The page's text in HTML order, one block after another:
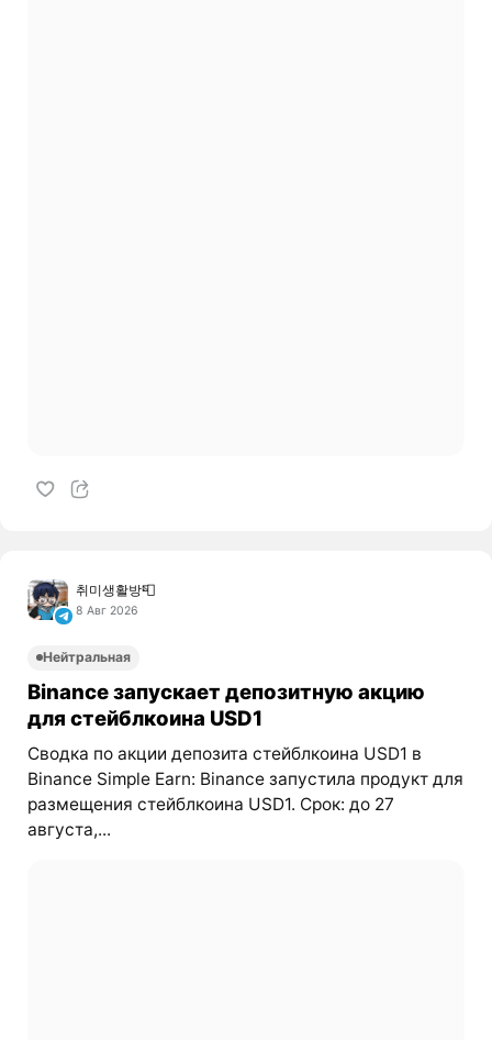
취미생활방📮
8 Авг 2026
Нейтральная
Binance запускает депозитную акцию
для стейблкоина USD1
Сводка по акции депозита стейблкоина USD1 в
Binance Simple Earn: Binance запустила продукт для
размещения стейблкоина USD1. Срок: до 27
августа,...